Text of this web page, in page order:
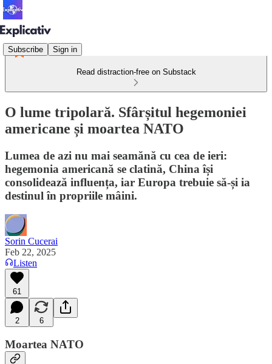
Subscribe Sign in
Read distraction-free on Substack
O lume tripolară. Sfârșitul hegemoniei
americane și moartea NATO
Lumea de azi nu mai seamănă cu cea de ieri:
hegemonia americană se clatină, China își
consolidează influența, iar Europa trebuie să-și ia
destinul în propriile mâini.
Sorin Cucerai
Feb 22, 2025
Listen
61
2 6
Moartea NATO